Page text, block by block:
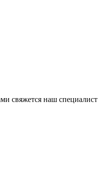
свяжется наш специалист